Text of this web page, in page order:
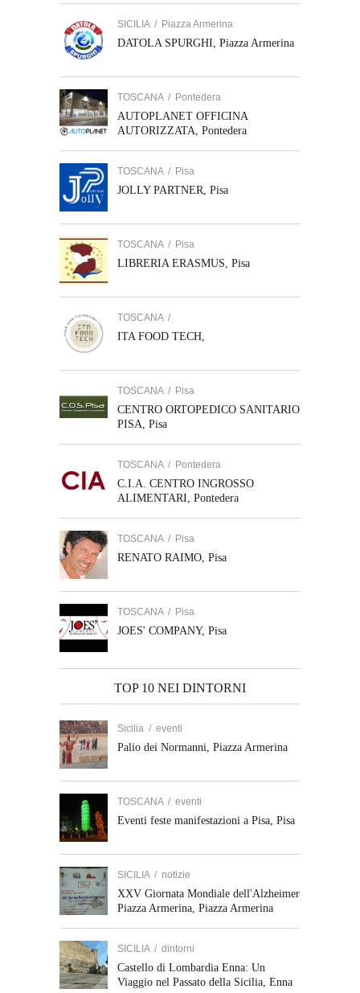
SICILIA / Piazza Armerina
DATOLA SPURGHI, Piazza Armerina
TOSCANA / Pontedera
AUTOPLANET OFFICINA
AUTORIZZATA, Pontedera
TOSCANA / Pisa
JOLLY PARTNER, Pisa
TOSCANA / Pisa
LIBRERIA ERASMUS, Pisa
TOSCANA /
ITA FOOD TECH,
TOSCANA / Pisa
CENTRO ORTOPEDICO SANITARIO
PISA, Pisa
TOSCANA / Pontedera
C.I.A. CENTRO INGROSSO
ALIMENTARI, Pontedera
TOSCANA / Pisa
RENATO RAIMO, Pisa
TOSCANA / Pisa
JOES' COMPANY, Pisa
TOP 10 NEI DINTORNI
Sicilia / eventi
Palio dei Normanni, Piazza Armerina
TOSCANA / eventi
Eventi feste manifestazioni a Pisa, Pisa
SICILIA / notizie
XXV Giornata Mondiale dell'Alzheimer
Piazza Armerina, Piazza Armerina
SICILIA / dintorni
Castello di Lombardia Enna: Un
Viaggio nel Passato della Sicilia, Enna